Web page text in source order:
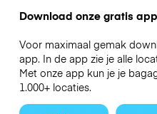
Download onze gratis app
Voor maximaal gemak
app. In de app zie je alle
Met onze app kun je je
1.000+ locaties.